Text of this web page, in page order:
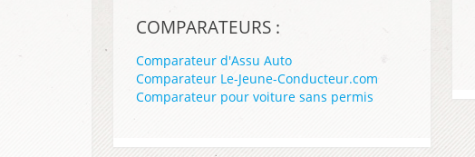
COMPARATEURS :
Comparateur d'Assu Auto
Comparateur Le-Jeune-Conducteur.com
Comparateur pour voiture sans permis